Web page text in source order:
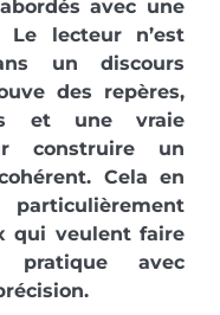
avec une
Le lecteur n’est
un discours
des repères,
et une vraie
construire un
Cela en
qui veulent faire
pratique avec